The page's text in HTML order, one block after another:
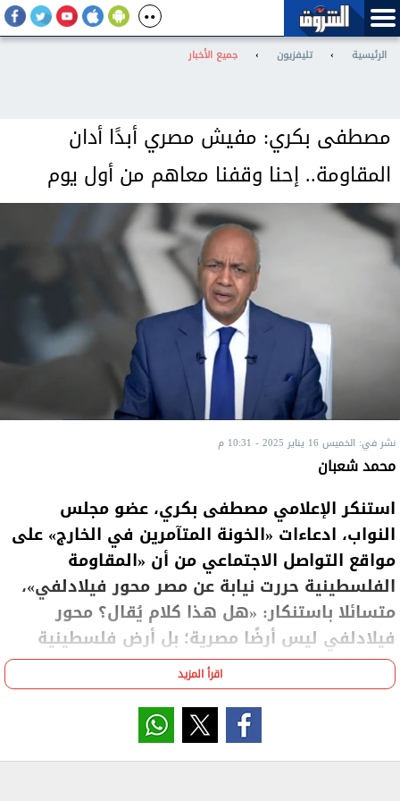
الرئيسية › تليفزيون › جميع الأخبار
مصطفى بكري: مفيش مصري أبدًا أدان
المقاومة.. إحنا وقفنا معاهم من أول يوم
نشر في: الخميس 16 يناير 2025 - 10:31 م
محمد شعبان
استنكر الإعلامي مصطفى بكري، عضو مجلس
النواب، ادعاءات «الخونة المتآمرين في الخارج» على
مواقع التواصل الاجتماعي من أن «المقاومة
الفلسطينية حررت نيابة عن مصر محور فيلادلفي»،
متسائلا باستنكار: «هل هذا كلام يُقال؟ محور
فيلادلفي ليس أرضًا مصرية؛ بل أرض فلسطينية
مجاورة للحدود المصرية».
ونوه خلال برنامجه «حقائق وأسرار» المذاع عبر شاشة
«صدى البلد» مساء الخميس، إلى تمسك مصر منذ اليوم
الأول بانسحاب إسرائيل من محور فيلادلفي وفقًا لاتفاقية
اقرأ المزيد